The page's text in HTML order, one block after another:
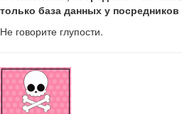
только база данных у
Не говорите глупости.